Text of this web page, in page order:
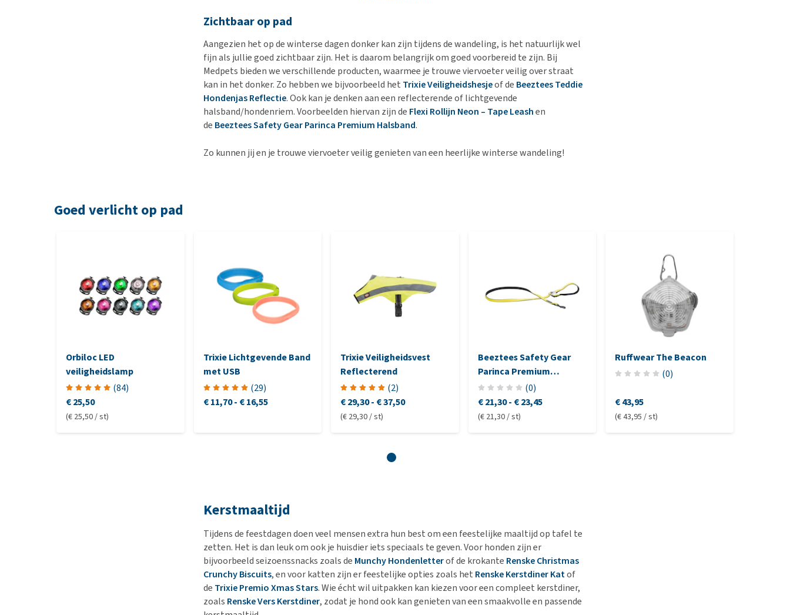
Zichtbaar op pad
Aangezien het op de winterse dagen donker kan zijn tijdens de wandeling, is het natuurlijk wel
fijn als jullie goed zichtbaar zijn. Het is daarom belangrijk om goed voorbereid te zijn. Bij
Medpets bieden we verschillende producten, waarmee je trouwe viervoeter veilig over straat
kan in het donker. Zo hebben we bijvoorbeeld het Trixie Veiligheidshesjeof de Beeztees Teddie
Hondenjas Reflectie. Ook kan je denken aan een reflecterende of lichtgevende
halsband/hondenriem. Voorbeelden hiervan zijn de Flexi Rollijn Neon – Tape Leashen
de Beeztees Safety Gear Parinca Premium Halsband.
Zo kunnen jij en je trouwe viervoeter veilig genieten van een heerlijke winterse wandeling!
Goed verlicht op pad
Orbiloc LED
veiligheidslamp
(84)
€ 25,50
(€ 25,50 / st)
Trixie Lichtgevende Band
met USB
(29)
€ 11,70 - € 16,55
Trixie Veiligheidsvest
Reflecterend
(2)
€ 29,30- € 37,50
(€ 29,30 / st)
Beeztees Safety Gear
Parinca Premium
Hondenriem
(0)
€ 21,30 - € 23,45
(€ 21,30 / st)
Ruffwear The Beacon
(0)
€ 43,95
(€ 43,95 / st)
Kerstmaaltijd
Tijdens de feestdagen doen veel mensen extra hun best om een feestelijke maaltijd op tafel te
zetten. Het is dan leuk om ook je huisdier iets speciaals te geven. Voor honden zijn er
bijvoorbeeld seizoenssnacks zoals de Munchy Hondenletterof de krokante Renske Christmas
Crunchy Biscuits, en voor katten zijn er feestelijke opties zoals het Renske Kerstdiner Katof
de Trixie Premio Xmas Stars. Wie écht wil uitpakken kan kiezen voor een compleet kerstdiner,
zoals Renske Vers Kerstdiner, zodat je hond ook kan genieten van een smaakvolle en passende